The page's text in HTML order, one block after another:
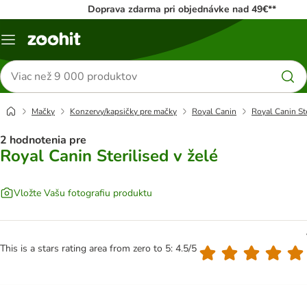
Doprava zdarma pri objednávke nad 49€**
Kategórie
Hľadať
produkty
Mačky Konzervy/kapsičky pre mačky Royal Canin Royal Canin
2 hodnotenia pre
Royal Canin Sterilised v želé
Vložte Vašu fotografiu produktu
This is a stars rating area from zero to 5: 4.5/5